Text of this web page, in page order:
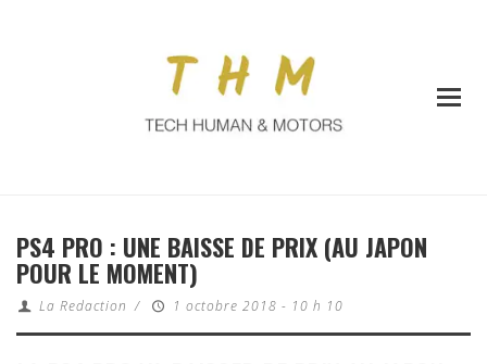
PS4 PRO : UNE BAISSE DE PRIX (AU JAPON
POUR LE MOMENT)
La Redaction / 1 octobre 2018 - 10 h 10